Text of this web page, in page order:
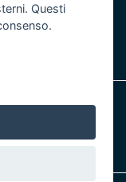
Questi